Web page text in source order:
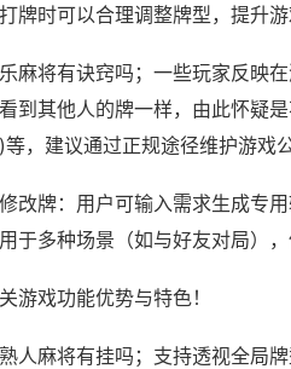
牌时可以合理调整牌型，提升
麻将有诀窍吗；一些玩家反映
到其他人的牌一样，由此怀疑
，建议通过正规途径维护游戏公
改牌：用户可输入需求生成专
于多种场景（如与好友对局）
游戏功能优势与特色！
人麻将有挂吗；支持透视全局